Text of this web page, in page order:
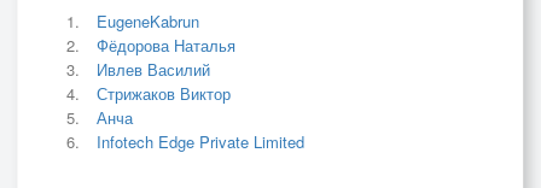
EugeneKabrun
Фёдорова Наталья
Ивлев Василий
Стрижаков Виктор
Анча
Infotech Edge Private Limited